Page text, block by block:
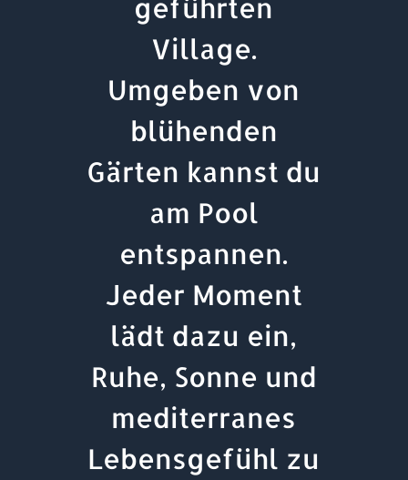
geführten
Village.
Umgeben von
blühenden
Gärten kannst du
am Pool
entspannen.
Jeder Moment
lädt dazu ein,
Ruhe, Sonne und
mediterranes
Lebensgefühl zu